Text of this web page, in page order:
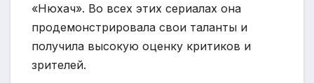
«Нюхач». Во всех этих сериалах она
продемонстрировала свои таланты и
получила высокую оценку критиков и
зрителей.